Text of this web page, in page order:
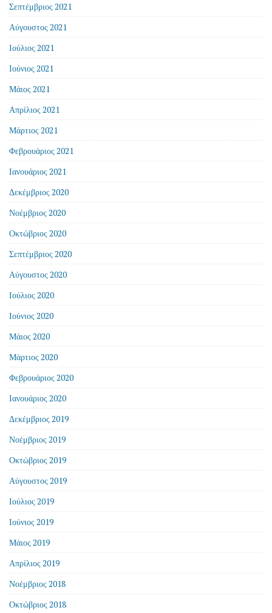
Σεπτέμβριος 2021
Αύγουστος 2021
Ιούλιος 2021
Ιούνιος 2021
Μάιος 2021
Απρίλιος 2021
Μάρτιος 2021
Φεβρουάριος 2021
Ιανουάριος 2021
Δεκέμβριος 2020
Νοέμβριος 2020
Οκτώβριος 2020
Σεπτέμβριος 2020
Αύγουστος 2020
Ιούλιος 2020
Ιούνιος 2020
Μάιος 2020
Μάρτιος 2020
Φεβρουάριος 2020
Ιανουάριος 2020
Δεκέμβριος 2019
Νοέμβριος 2019
Οκτώβριος 2019
Αύγουστος 2019
Ιούλιος 2019
Ιούνιος 2019
Μάιος 2019
Απρίλιος 2019
Νοέμβριος 2018
Οκτώβριος 2018